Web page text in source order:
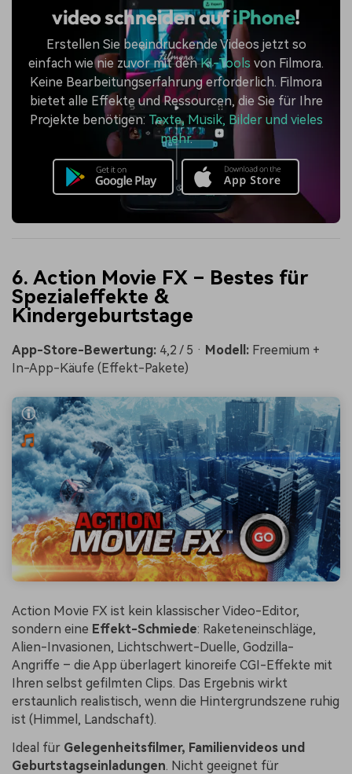
video schneiden aufiPhone!
Erstellen Sie beeindruckende Videos jetzt so
einfach wie nie zuvor mit denKI-Tools von Filmora.
Keine Bearbeitungserfahrung erforderlich. Filmora
bietet alle Effekte und Ressourcen, die Sie für Ihre
Projekte benötigen: Texte, Musik, Bilder und vieles
mehr.
6. Action Movie FX – Bestes für
Spezialeffekte &
Kindergeburtstage
App-Store-Bewertung: 4,2 / 5 · Modell: Freemium +
In-App-Käufe (Effekt-Pakete)
Action Movie FX ist kein klassischer Video-Editor,
sondern eine Effekt-Schmiede: Raketeneinschläge,
Alien-Invasionen, Lichtschwert-Duelle, Godzilla-
Angriffe – die App überlagert kinoreife CGI-Effekte mit
Ihren selbst gefilmten Clips. Das Ergebnis wirkt
erstaunlich realistisch, wenn die Hintergrundszene ruhig
ist (Himmel, Landschaft).
Ideal für Gelegenheitsfilmer, Familienvideos und
Geburtstagseinladungen. Nicht geeignet für